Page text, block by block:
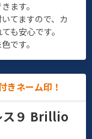
ます。
てますので、カ
も安心です。
です。
きネーム印！
ス９ Brillio